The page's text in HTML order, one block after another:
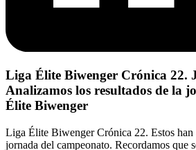
Liga Élite Biwenger Crónica 22.
Analizamos los resultados de la
Élite Biwenger
Liga Élite Biwenger Crónica 22. Estos han
jornada del campeonato. Recordamos que